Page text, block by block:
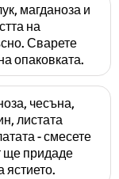
магданоза и
на
Сварете
опаковката.
чесъна,
листата
- смесете
ще придаде
ястието.